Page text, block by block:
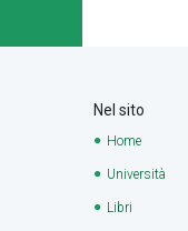
Nel sito
Home
Università
Libri